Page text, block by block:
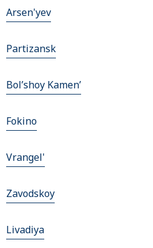
Arsen'yev
Partizansk
Bol’shoy Kamen’
Fokino
Vrangel'
Zavodskoy
Livadiya